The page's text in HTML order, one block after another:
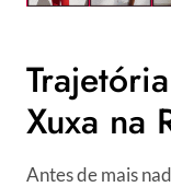
Xuxa na
Antes de mais